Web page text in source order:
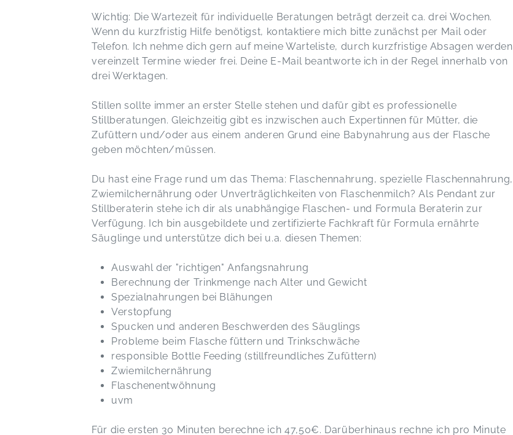
Wichtig: Die Wartezeit für individuelle Beratungen beträgt derzeit ca. drei Wochen.
Wenn du kurzfristig Hilfe benötigst, kontaktiere mich bitte zunächst per Mail oder
Telefon. Ich nehme dich gern auf meine Warteliste, durch kurzfristige Absagen werden
vereinzelt Termine wieder frei. Deine E-Mail beantworte ich in der Regel innerhalb von
drei Werktagen.
Stillen sollte immer an erster Stelle stehen und dafür gibt es professionelle
Stillberatungen. Gleichzeitig gibt es inzwischen auch Expertinnen für Mütter, die
Zufüttern und/oder aus einem anderen Grund eine Babynahrung aus der Flasche
geben möchten/müssen.
Du hast eine Frage rund um das Thema: Flaschennahrung, spezielle Flaschennahrung,
Zwiemilchernährung oder Unverträglichkeiten von Flaschenmilch? Als Pendant zur
Stillberaterin stehe ich dir als unabhängige Flaschen- und Formula Beraterin zur
Verfügung. Ich bin ausgebildete und zertifizierte Fachkraft für Formula ernährte
Säuglinge und unterstütze dich bei u.a. diesen Themen:
Auswahl der "richtigen" Anfangsnahrung
Berechnung der Trinkmenge nach Alter und Gewicht
Spezialnahrungen bei Blähungen
Verstopfung
Spucken und anderen Beschwerden des Säuglings
Probleme beim Flasche füttern und Trinkschwäche
responsible Bottle Feeding (stillfreundliches Zufüttern)
Zwiemilchernährung
Flaschenentwöhnung
uvm
Für die ersten 30 Minuten berechne ich 47,50€. Darüberhinaus rechne ich pro Minute